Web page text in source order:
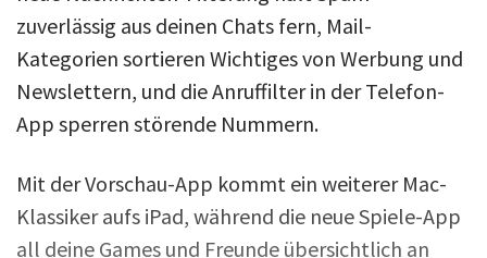
zuverlässig aus deinen Chats fern, Mail-
Kategorien sortieren Wichtiges von Werbung und
Newslettern, und die Anruffilter in der Telefon-
App sperren störende Nummern.
Mit der Vorschau-App kommt ein weiterer Mac-
Klassiker aufs iPad, während die neue Spiele-App
all deine Games und Freunde übersichtlich an